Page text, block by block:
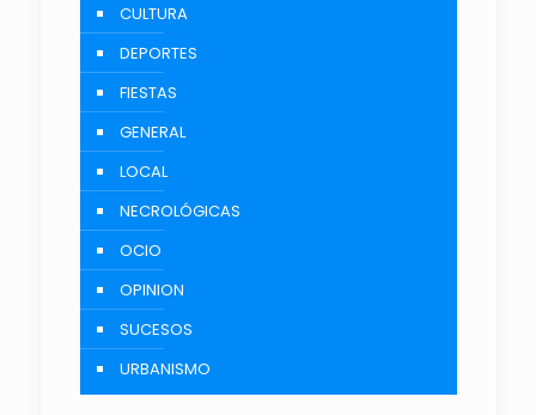
CULTURA
DEPORTES
FIESTAS
GENERAL
LOCAL
NECROLÓGICAS
OCIO
OPINION
SUCESOS
URBANISMO